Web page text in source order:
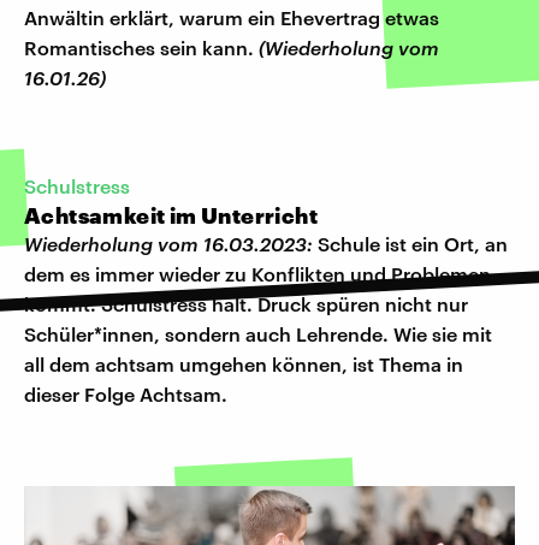
Anwältin erklärt, warum ein Ehevertrag etwas
Romantisches sein kann. (Wiederholung vom
16.01.26)
Schulstress
Achtsamkeit im Unterricht
Wiederholung vom 16.03.2023: Schule ist ein Ort, an
dem es immer wieder zu Konflikten und Problemen
kommt. Schulstress halt. Druck spüren nicht nur
Schüler*innen, sondern auch Lehrende. Wie sie mit
all dem achtsam umgehen können, ist Thema in
dieser Folge Achtsam.